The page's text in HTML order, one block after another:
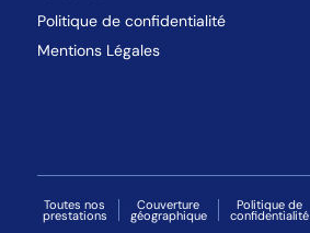
Politique de confidentialité
Mentions Légales
Toutes nos
prestations
Couverture
géographique
Politique de
confidentialité